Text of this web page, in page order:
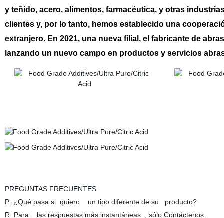
y teñido, acero, alimentos, farmacéutica, y otras
clientes y, por lo tanto, hemos establecido una
extranjero. En 2021, una nueva filial, el fabricante de
lanzando un nuevo campo en productos y servicios
PREGUNTAS FRECUENTES
P: ¿Qué pasa si quiero un tipo diferente de su producto?
R: Para las respuestas más instantáneas , sólo Contáctenos .